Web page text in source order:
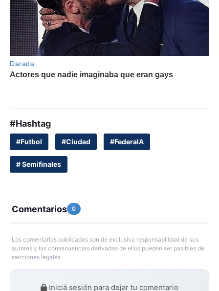
#Hashtag
#Futbol #Ciudad #FederalA
# Semifinales
Comentarios 0
Los comentarios publicados son de exclusiva responsabilidad de sus
autores y las consecuencias derivadas de ellos pueden ser pasibles de
sanciones legales.
Iniciá sesión para dejar tu comentario